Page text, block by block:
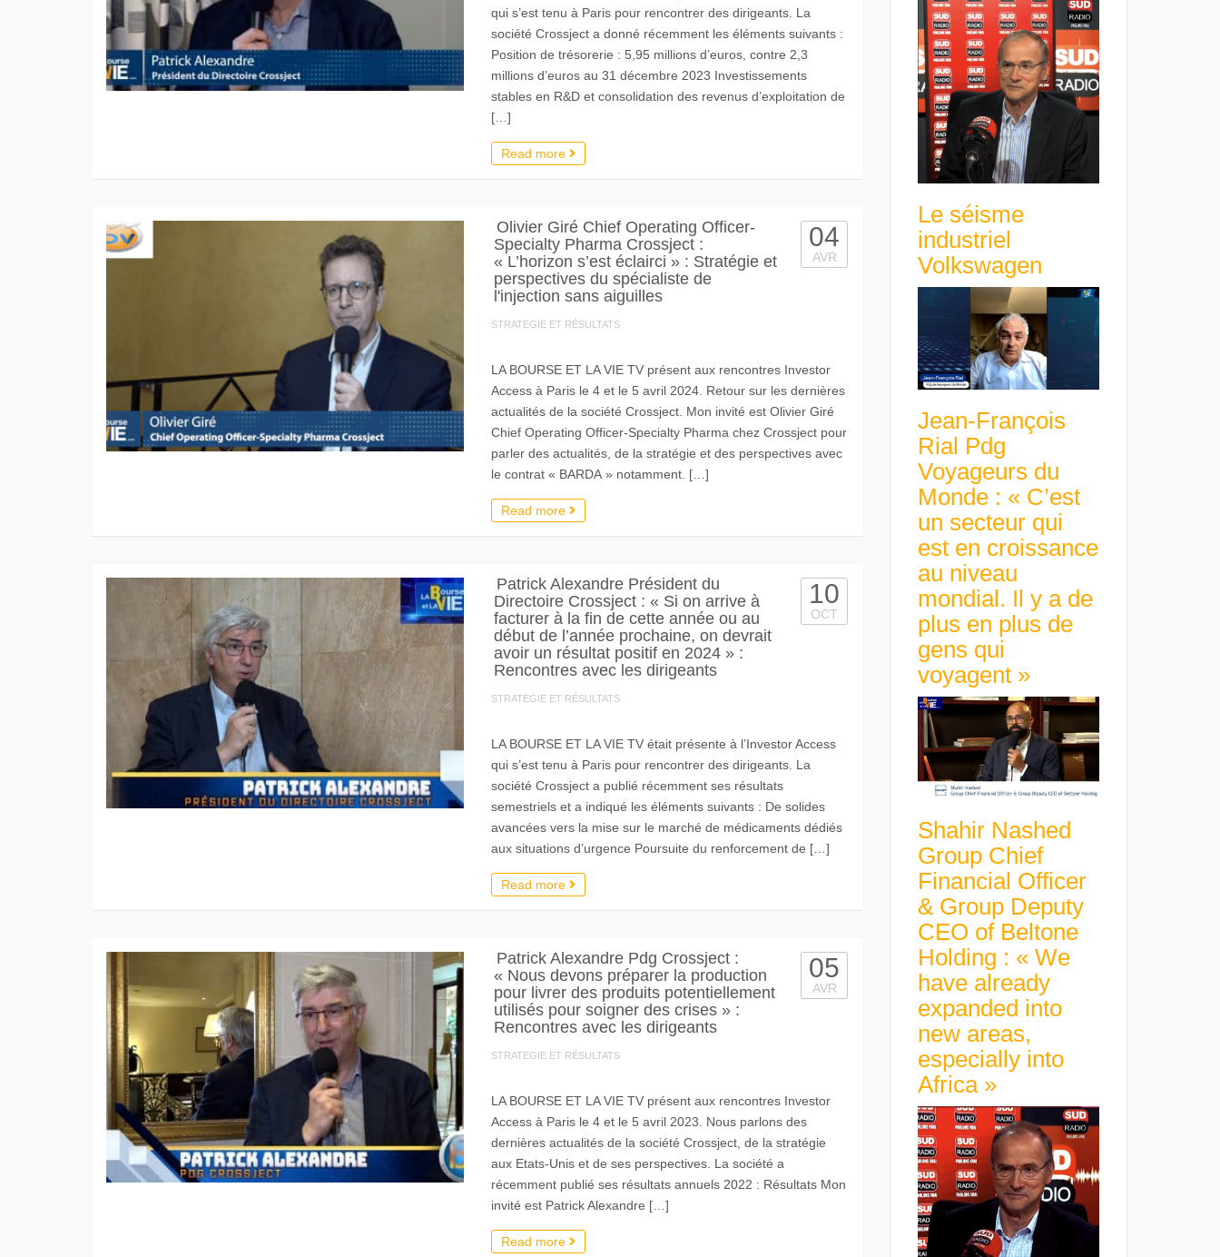
qui s’est tenu à Paris pour rencontrer des dirigeants. La
société Crossject a donné récemment les éléments suivants :
Position de trésorerie : 5,95 millions d’euros, contre 2,3
millions d’euros au 31 décembre 2023 Investissements
stables en R&D et consolidation des revenus d’exploitation de
[…]
Read more
Olivier Giré Chief Operating Officer-
Specialty Pharma Crossject :
« L’horizon s’est éclairci » : Stratégie et
perspectives du spécialiste de
l'injection sans aiguilles
STRATEGIE ET RÉSULTATS
04
AVR
LA BOURSE ET LA VIE TV présent aux rencontres Investor
Access à Paris le 4 et le 5 avril 2024. Retour sur les dernières
actualités de la société Crossject. Mon invité est Olivier Giré
Chief Operating Officer-Specialty Pharma chez Crossject pour
parler des actualités, de la stratégie et des perspectives avec
le contrat « BARDA » notamment. […]
Read more
Patrick Alexandre Président du
Directoire Crossject : « Si on arrive à
facturer à la fin de cette année ou au
début de l’année prochaine, on devrait
avoir un résultat positif en 2024 » :
Rencontres avec les dirigeants
STRATEGIE ET RÉSULTATS
10
OCT
LA BOURSE ET LA VIE TV était présente à l’Investor Access
qui s’est tenu à Paris pour rencontrer des dirigeants. La
société Crossject a publié récemment ses résultats
semestriels et a indiqué les éléments suivants : De solides
avancées vers la mise sur le marché de médicaments dédiés
aux situations d’urgence Poursuite du renforcement de […]
Read more
Patrick Alexandre Pdg Crossject :
« Nous devons préparer la production
pour livrer des produits potentiellement
utilisés pour soigner des crises » :
Rencontres avec les dirigeants
STRATEGIE ET RÉSULTATS
05
AVR
LA BOURSE ET LA VIE TV présent aux rencontres Investor
Access à Paris le 4 et le 5 avril 2023. Nous parlons des
dernières actualités de la société Crossject, de la stratégie
aux Etats-Unis et de ses perspectives. La société a
récemment publié ses résultats annuels 2022 : Résultats Mon
invité est Patrick Alexandre […]
Read more
Le séisme
industriel
Volkswagen
Jean-François
Rial Pdg
Voyageurs du
Monde : « C’est
un secteur qui
est en croissance
au niveau
mondial. Il y a de
plus en plus de
gens qui
voyagent »
Shahir Nashed
Group Chief
Financial Officer
& Group Deputy
CEO of Beltone
Holding : « We
have already
expanded into
new areas,
especially into
Africa »